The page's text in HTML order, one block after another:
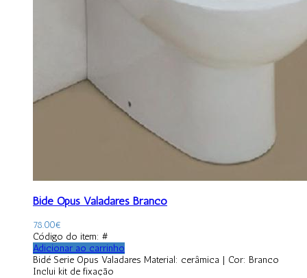
Bidé Opus Valadares Branco
78.00€
Código do item: #
Adicionar ao carrinho
Bidé Serie Opus Valadares Material: cerâmica | Cor: Branco
Inclui kit de fixação